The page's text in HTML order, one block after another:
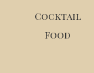
Cocktail
Food